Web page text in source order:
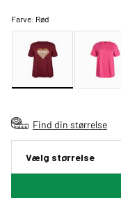
Farve: Rød
Find din størrelse
Vælg størrelse